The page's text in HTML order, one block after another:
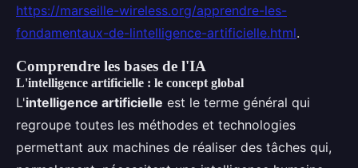
https://marseille-wireless.org/apprendre-les-
fondamentaux-de-lintelligence-artificielle.html.
Comprendre les bases de l'IA
L'intelligence artificielle : le concept global
L'intelligence artificielle est le terme général qui
regroupe toutes les méthodes et technologies
permettant aux machines de réaliser des tâches qui,